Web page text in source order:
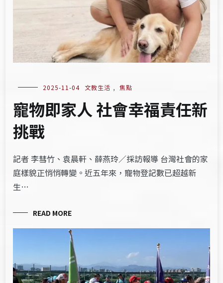
2025-11-04 文教生活 , 焦點
寵物即家人 社會幸福責任新
挑戰
記者 李彗竹、袁晨軒、薛燕玲／採訪報導 台灣社會的家
庭樣貌正悄悄轉變。近五年來，寵物登記數已超越新
生…
READ MORE